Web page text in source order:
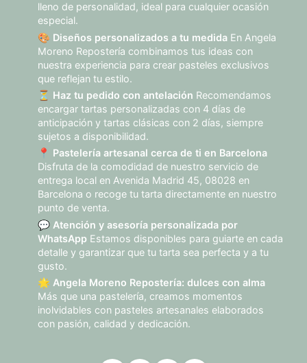
lleno de personalidad, ideal para cualquier ocasión
especial.
🎨 Diseños personalizados a tu medida En Angela
Moreno Repostería combinamos tus ideas con
nuestra experiencia para crear pasteles exclusivos
que reflejan tu estilo.
⏳ Haz tu pedido con antelación Recomendamos
encargar tartas personalizadas con 4 días de
anticipación y tartas clásicas con 2 días, siempre
sujetos a disponibilidad.
📍 Pastelería artesanal cerca de ti en Barcelona
Disfruta de la comodidad de nuestro servicio de
entrega local en Avenida Madrid 45, 08028 en
Barcelona o recoge tu tarta directamente en nuestro
punto de venta.
💬 Atención y asesoría personalizada por
WhatsApp Estamos disponibles para guiarte en cada
detalle y garantizar que tu tarta sea perfecta y a tu
gusto.
🌟 Angela Moreno Repostería: dulces con alma
Más que una pastelería, creamos momentos
inolvidables con pasteles artesanales elaborados
con pasión, calidad y dedicación.